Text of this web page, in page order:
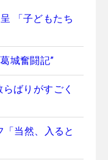
「子どもたち
城奮闘記”
ばりがすごく
当然、入ると